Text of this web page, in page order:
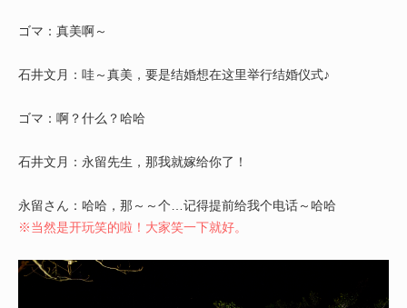
ゴマ：真美啊～
石井文月：哇～真美，要是结婚想在这里举行结婚仪式♪
ゴマ：啊？什么？哈哈
石井文月：永留先生，那我就嫁给你了！
永留さん：哈哈，那～～个…记得提前给我个电话～哈哈
※当然是开玩笑的啦！大家笑一下就好。